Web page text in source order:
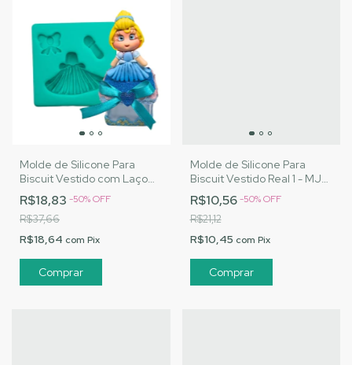
Molde de Silicone Para
Biscuit Vestido com Laço
Real - MJ Artesanatos
|Cód. A117
R$18,83 -50%OFF
R$37,66
R$18,64 com Pix
Molde de Silicone Para
Biscuit Vestido Real 1 - MJ
Artesanatos |Cód. A118
R$10,56-50%OFF
R$21,12
R$10,45 com Pix